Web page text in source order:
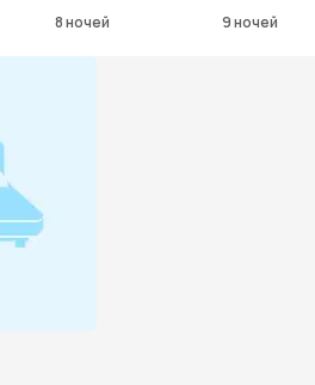
8 ночей 9 ночей